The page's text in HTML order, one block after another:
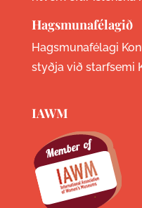
Hagsmunafélagið
Hagsmunafélagi
styðja við starfsemi
IAWM